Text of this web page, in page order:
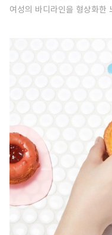
여성의 바디라인을 형상화한